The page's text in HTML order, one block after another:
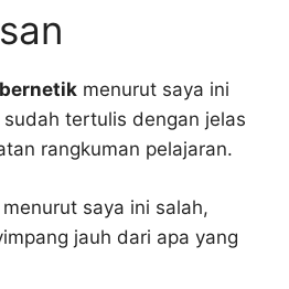
menurut saya ini
tertulis dengan jelas
rangkuman pelajaran.
menurut saya ini salah,
jauh dari apa yang